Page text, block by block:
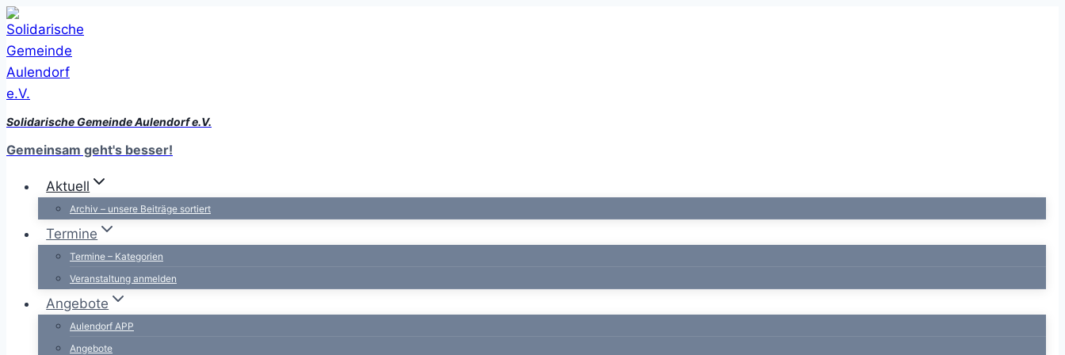
Zum
Inhalt
springen
Solidarische Gemeinde Aulendorf e.V.
Gemeinsam geht's besser!
Aktuell
Archiv – unsere Beiträge sortiert
Termine
Termine – Kategorien
Veranstaltung anmelden
Angebote
Aulendorf APP
Angebote